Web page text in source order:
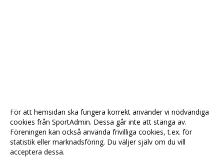
För att hemsidan ska fungera korrekt använder vi nödvändiga
cookies från SportAdmin. Dessa går inte att stänga av.
Föreningen kan också använda frivilliga cookies, t.ex. för
statistik eller marknadsföring. Du väljer själv om du vill
acceptera dessa.